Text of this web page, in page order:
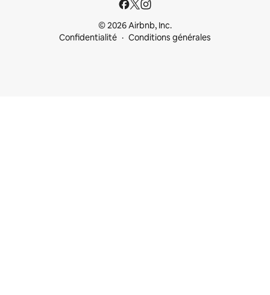
© 2026 Airbnb, Inc.
Confidentialité
Conditions générales